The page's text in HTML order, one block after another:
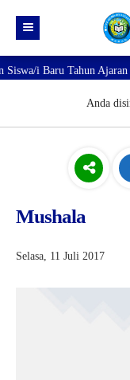
Beranda
PROFILE
VISI dan MISI
SARANA
Direktori
DATA SISWA
i Baru Tahun Ajaran
Anda
Mushala
Selasa, 11 Juli 2017